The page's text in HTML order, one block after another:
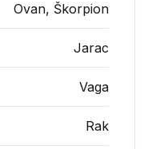
Ovan, Škorpion
Jarac
Vaga
Rak